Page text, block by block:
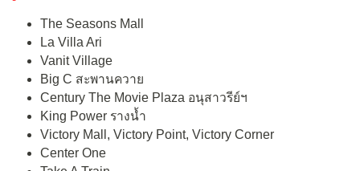
The Seasons Mall
La Villa Ari
Vanit Village
Big C สะพานควาย
Century The Movie Plaza อนุสาวรีย์ฯ
King Power รางน้ำ
Victory Mall, Victory Point, Victory Corner
Center One